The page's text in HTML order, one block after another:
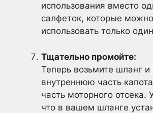
использования вместо
салфеток, которые можно
использовать только
Тщательно промойте:
Теперь возьмите шланг и
внутреннюю часть
часть моторного отсека.
что в вашем шланге